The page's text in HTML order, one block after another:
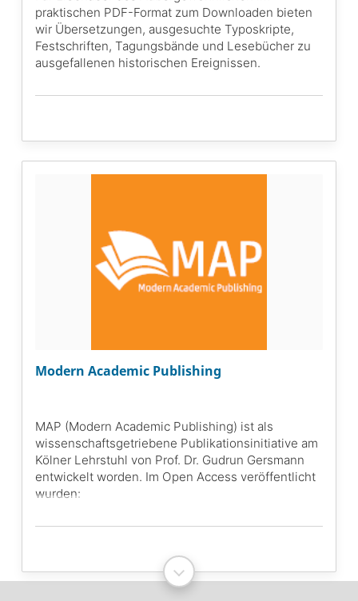
praktischen PDF-Format zum Downloaden bieten
wir Übersetzungen, ausgesuchte Typoskripte,
Festschriften, Tagungsbände und Lesebücher zu
ausgefallenen historischen Ereignissen.
Modern Academic Publishing
MAP (Modern Academic Publishing) ist als
wissenschaftsgetriebene Publikationsinitiative am
Kölner Lehrstuhl von Prof. Dr. Gudrun Gersmann
entwickelt worden. Im Open Access veröffentlicht
wurden:
1794-1814 (MAP-Lab), 3 digitale Publikationen
zum Schwerpunkt westeuropäische Geschichte
und den Folgen der Französischen Revolution